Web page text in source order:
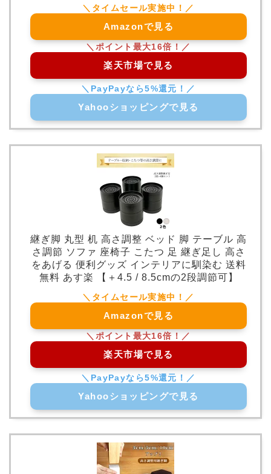
Amazonで見る
楽天市場で見る
Yahooショッピングで見る
継ぎ脚 丸型 机 高さ調整 ベッド 脚 テーブル 高
さ調節 ソファ 座椅子 こたつ 足 継ぎ足し 高さ
をあげる 便利グッズ インテリアに馴染む 送料
無料 あす楽 【＋4.5 / 8.5cmの2段調節可】
Amazonで見る
楽天市場で見る
Yahooショッピングで見る